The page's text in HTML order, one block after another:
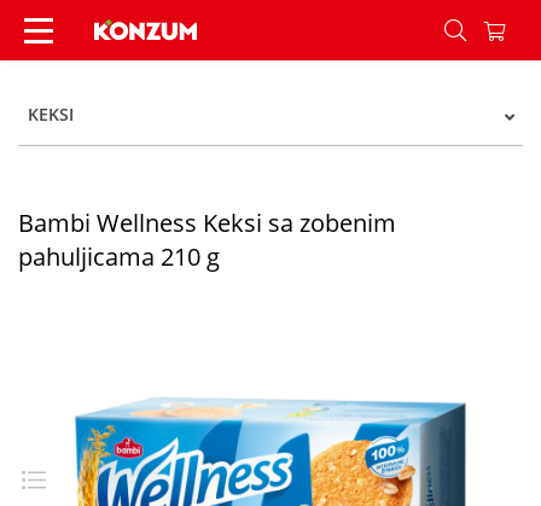
Wellness keks zob pahuljice 210g - Konzum
KEKSI
Bambi Wellness Keksi sa zobenim
pahuljicama 210 g